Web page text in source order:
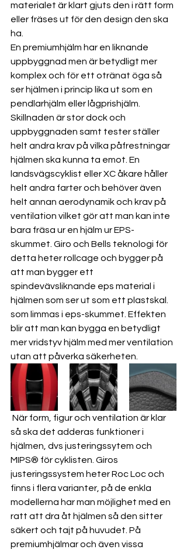
materialet är klart gjuts den i rätt form
eller fräses ut för den design den ska
ha.
En premiumhjälm har en liknande
uppbyggnad men är betydligt mer
komplex och för ett otränat öga så
ser hjälmen i princip lika ut som en
pendlarhjälm eller lågprishjälm.
Skillnaden är stor dock och
uppbyggnaden samt tester ställer
helt andra krav på vilka påfrestningar
hjälmen ska kunna ta emot. En
landsvägscyklist eller XC åkare håller
helt andra farter och behöver även
helt annan aerodynamik och krav på
ventilation vilket gör att man kan inte
bara fräsa ur en hjälm ur EPS-
skummet. Giro och Bells teknologi för
detta heter rollcage och bygger på
att man bygger ett
spindevävsliknande eps material i
hjälmen som ser ut som ett plastskal.
som limmas i eps-skummet. Effekten
blir att man kan bygga en betydligt
mer vridstyv hjälm med mer ventilation
utan att påverka säkerheten.
så ska det adderas funktioner i
hjälmen, dvs justeringssytem och
MIPS® för cyklisten. Giros
justeringssystem heter Roc Loc och
finns i flera varianter, på de enkla
modellerna har man möjlighet med en
ratt att dra åt hjälmen så den sitter
säkert och tajt på huvudet. På
premiumhjälmar och även vissa